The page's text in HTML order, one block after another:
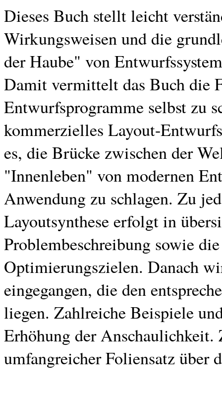
Dieses Buch stellt leicht
Wirkungsweisen und die
der Haube" von
Damit vermittelt das Buch die
Entwurfsprogramme selbst zu
kommerzielles Layout-
es, die Brücke zwischen der
"Innenleben" von modernen
Anwendung zu schlagen. Zu
Layoutsynthese erfolgt in
Problembeschreibung sowie
Optimierungszielen. Danach
eingegangen, die den
liegen. Zahlreiche Beispiele
Erhöhung der
umfangreicher Foliensatz über